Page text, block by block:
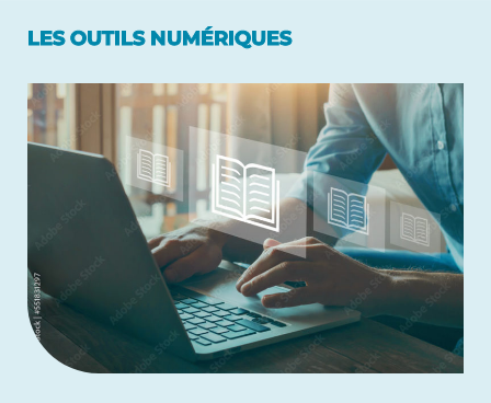
LES OUTILS NUMÉRIQUES